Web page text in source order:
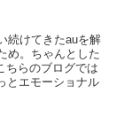
続けてきたauを解
め。ちゃんとした
ちらのブログでは
とエモーショナル